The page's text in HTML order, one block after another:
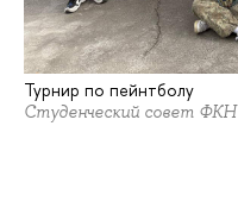
Турнир по пейнтболу
Студенческий совет ФКН